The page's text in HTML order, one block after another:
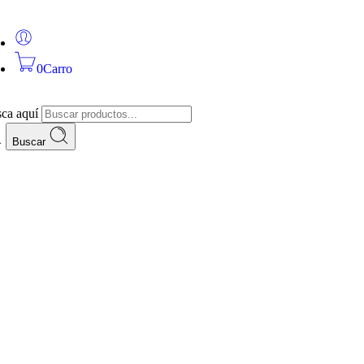
0Carro
aquí
Buscar